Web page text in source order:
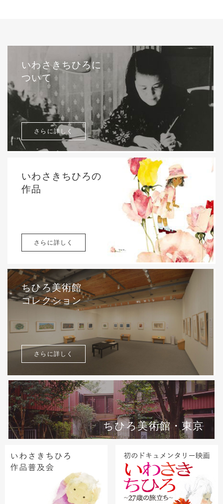
いわさきちひろに
ついて
さらに詳しく
いわさきちひろの
作品
さらに詳しく
ちひろ美術館
コレクション
さらに詳しく
ちひろ美術館・東京